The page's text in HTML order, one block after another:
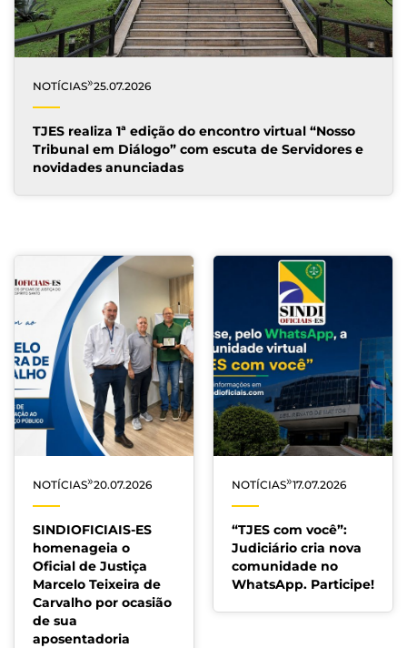
NOTÍCIAS»25.07.2026
TJES realiza 1ª edição do encontro virtual “Nosso
Tribunal em Diálogo” com escuta de Servidores e
novidades anunciadas
NOTÍCIAS»20.07.2026
SINDIOFICIAIS-ES
homenageia o
Oficial de Justiça
Marcelo Teixeira de
Carvalho por ocasião
de sua
aposentadoria
NOTÍCIAS»17.07.2026
“TJES com você”:
Judiciário cria nova
comunidade no
WhatsApp. Participe!